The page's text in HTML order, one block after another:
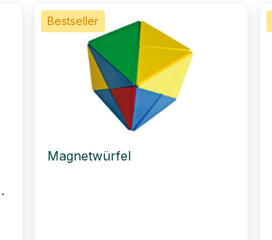
Bestseller
Magnetwürfel